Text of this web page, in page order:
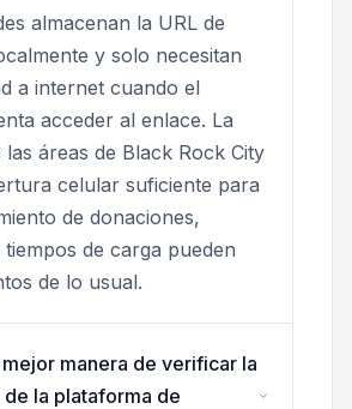
almacenan la URL de
y solo necesitan
a internet cuando el
acceder al enlace. La
las áreas de Black Rock City
celular suficiente para
de donaciones,
de carga pueden
de lo usual.
mejor manera de verificar la
la plataforma de